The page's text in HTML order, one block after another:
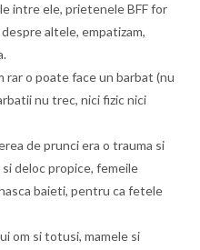
intre ele, prietenele BFF for
altele, empatizam,
rar o poate face un barbat (nu
nu trec, nici fizic nici
de prunci era o trauma si
deloc propice, femeile
baieti, pentru ca fetele
om si totusi, mamele si